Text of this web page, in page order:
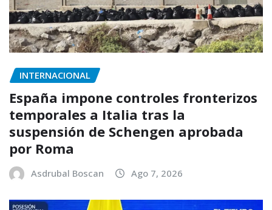
INTERNACIONAL
España impone controles fronterizos
temporales a Italia tras la
suspensión de Schengen aprobada
por Roma
Asdrubal Boscan Ago 7, 2026